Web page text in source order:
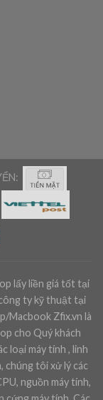
lấy liền giá tốt tại
ty kỹ thuật tại
Macbook Zfix.vn là
cho Quý khách
loại máy tính , linh
chúng tôi xử lý các
nguồn máy tính,